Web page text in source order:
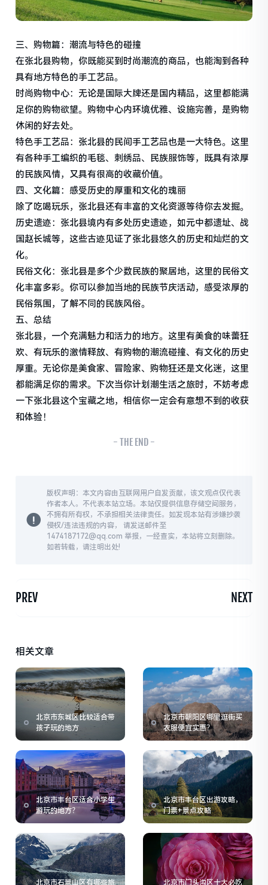
三、购物篇：潮流与特色的碰撞
在张北县购物，你既能买到时尚潮流的商品，也能淘到各种
具有地方特色的手工艺品。
时尚购物中心：无论是国际大牌还是国内精品，这里都能满
足你的购物欲望。购物中心内环境优雅、设施完善，是购物
休闲的好去处。
特色手工艺品：张北县的民间手工艺品也是一大特色。这里
有各种手工编织的毛毯、刺绣品、民族服饰等，既具有浓厚
的民族风情，又具有很高的收藏价值。
四、文化篇：感受历史的厚重和文化的瑰丽
除了吃喝玩乐，张北县还有丰富的文化资源等待你去发掘。
历史遗迹：张北县境内有多处历史遗迹，如元中都遗址、战
国赵长城等，这些古迹见证了张北县悠久的历史和灿烂的文
化。
民俗文化：张北县是多个少数民族的聚居地，这里的民俗文
化丰富多彩。你可以参加当地的民族节庆活动，感受浓厚的
民俗氛围，了解不同的民族风俗。
五、总结
张北县，一个充满魅力和活力的地方。这里有美食的味蕾狂
欢、有玩乐的激情释放、有购物的潮流碰撞、有文化的历史
厚重。无论你是美食家、冒险家、购物狂还是文化迷，这里
都能满足你的需求。下次当你计划潮生活之旅时，不妨考虑
一下张北县这个宝藏之地，相信你一定会有意想不到的收获
和体验！
- THE END -
版权声明：本文内容由互联网用户自发贡献，该文观点仅代表
作者本人。不代表本站立场。本站仅提供信息存储空间服务，
不拥有所有权，不承担相关法律责任。如发现本站有涉嫌抄袭
侵权/违法违规的内容， 请发送邮件至
1474187172@qq.com 举报，一经查实，本站将立刻删除。
如若转载，请注明出处!
PREV NEXT
相关文章
北京市东城区比较适合带
孩子玩的地方
北京市朝阳区哪里逛街买
衣服便宜实惠？
北京市丰台区适合小学生
游玩的地方？
北京市丰台区出游攻略，
门票+景点攻略
北京市石景山区有哪些旅
北京市门头沟区十大必吃